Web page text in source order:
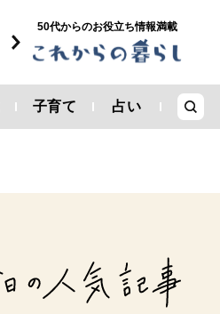
50代からのお役立ち情報満載
子育て 占い